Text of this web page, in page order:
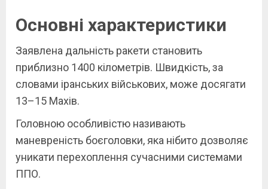
Основні характеристики
Заявлена дальність ракети становить
приблизно 1400 кілометрів. Швидкість, за
словами іранських військових, може досягати
13–15 Махів.
Головною особливістю називають
маневреність боєголовки, яка нібито дозволяє
уникати перехоплення сучасними системами
ППО.